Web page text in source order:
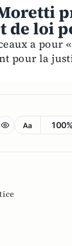
de loi
a
pour la
Aa 100%